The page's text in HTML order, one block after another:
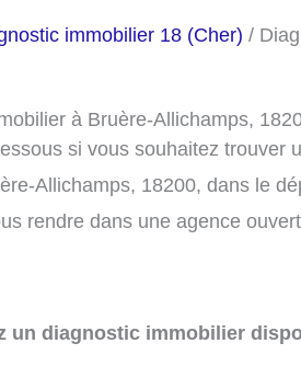
immobilier 18 (Cher) /
à Bruère-Allichamps,
si vous souhaitez trouver
Allichamps, 18200, dans le
rendre dans une agence
un diagnostic immobilier